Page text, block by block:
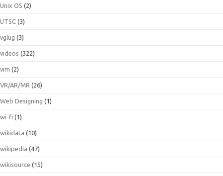
Unix OS (2)
UTSC (3)
vglug (3)
videos (322)
vim (2)
VR/AR/MR (26)
Web Designing (1)
wi-fi (1)
wikidata (10)
wikipedia (47)
wikisource (15)